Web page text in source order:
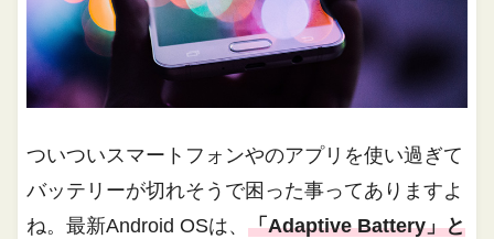
ついついスマートフォンやのアプリを使い過ぎて
バッテリーが切れそうで困った事ってありますよ
ね。最新Android OSは、「Adaptive Battery」と